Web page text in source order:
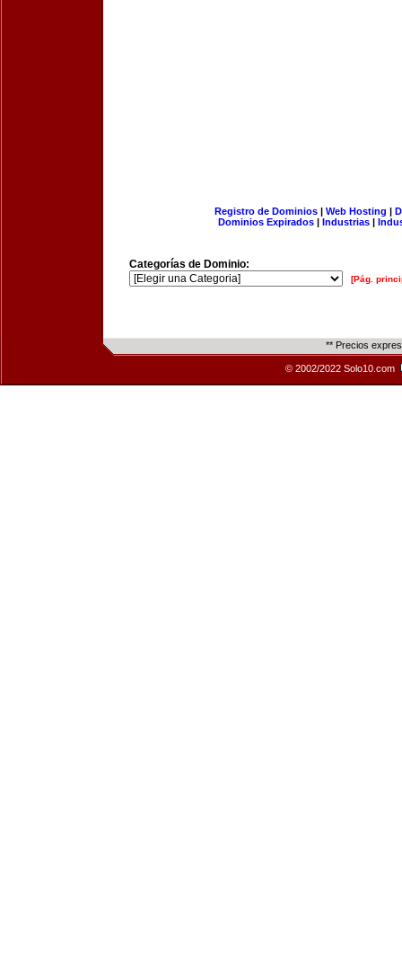
Registro de Dominios| Web Hosting |
Dominios Expirados | Industrias |
Categorías de Dominio:
[Pág.
** Precios
© 2002/2022 Solo10.com